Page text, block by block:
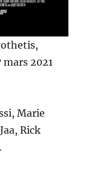
2021
Marie
Rick